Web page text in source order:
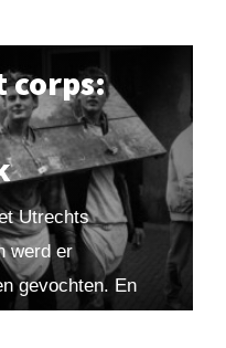
corps:
Utrechts
werd er
gevochten. En